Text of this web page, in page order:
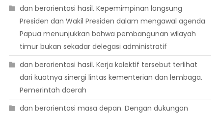
dan berorientasi hasil. Kepemimpinan langsung
Presiden dan Wakil Presiden dalam mengawal agenda
Papua menunjukkan bahwa pembangunan wilayah
timur bukan sekadar delegasi administratif
dan berorientasi hasil. Kerja kolektif tersebut terlihat
dari kuatnya sinergi lintas kementerian dan lembaga.
Pemerintah daerah
dan berorientasi masa depan. Dengan dukungan